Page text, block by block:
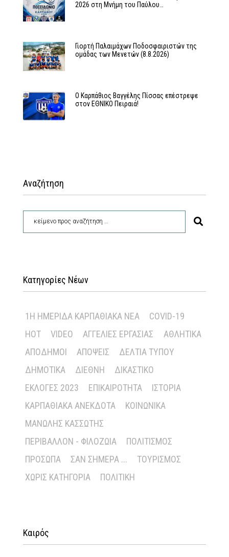
2026 στη Μνήμη του Παύλου…
Γιορτή Παλαιμάχων Ποδοσφαιριστών της
ομάδας των Μενετών (8.8.2026)
Ο Καρπάθιος Βαγγέλης Πίσσας επέστρεψε
στον ΕΘΝΙΚΟ Πειραιά!
Αναζήτηση
Κατηγορίες Νέων
1Η ΗΜΕΡΊΔΑ ΚΑΡΠΑΘΙΑΚΆ ΝΈΑ
COVID-19
HOT
VIDEO ΑΓΓΕΛΊΕΣ ΕΡΓΑΣΊΑΣ
ΑΘΛΗΤΙΚΆ
ΑΠΌΔΗΜΟΙ
ΑΠΌΨΕΙΣ
ΔΕΛΤΊΑ ΤΎΠΟΥ
ΔΗΜΟΤΙΚΆ
ΔΙΕΘΝΉ
ΔΙΚΑΣΤΙΚΌ
ΕΚΛΟΓΈΣ 2023
ΕΠΙΚΑΙΡΌΤΗΤΑ
ΙΣΤΟΡΊΑ
ΚΑΡΠΑΘΙΑΚΆ ΑΝΈΚΔΟΤΑ
ΚΟΙΝΩΝΙΚΆ
ΜΑΝΏΛΗΣ ΚΑΣΣΏΤΗΣ
ΠΕΡΙΒΆΛΛΟΝ - ΦΙΛΟΖΩΊΑ
ΠΟΛΙΤΙΣΜΌΣ
ΠΡΌΣΩΠΑ
ΣΑΝ ΣΉΜΕΡΑ ...
ΤΟΥΡΙΣΜΌΣ
ΧΩΡΊΣ ΚΑΤΗΓΟΡΊΑ
ΠΟΛΙΤΙΚΉ
Καιρός